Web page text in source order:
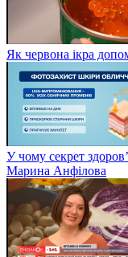
Як червона ікра
У чому секрет
Марина Анфілова